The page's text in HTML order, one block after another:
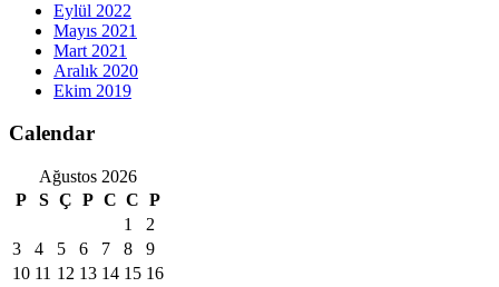
Eylül 2022
Mayıs 2021
Mart 2021
Aralık 2020
Ekim 2019
Calendar
Ağustos 2026
P
S Ç P C C P
1
2
3
4 5 6 7 8
9
10 11 12 13 14 15 16